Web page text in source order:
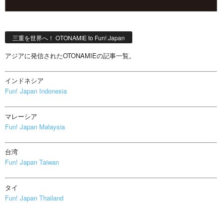
三重を世界へ！ OTONAMIE to Fun! Japan
アジアに発信されたOTONAMIEの記事一覧。
インドネシア
Fun! Japan Indonesia
マレーシア
Fun! Japan Malaysia
台湾
Fun! Japan Taiwan
タイ
Fun! Japan Thailand